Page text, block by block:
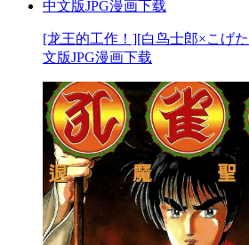
[龙王的工作！][白鸟士郎×こげ
文版JPG漫画下载